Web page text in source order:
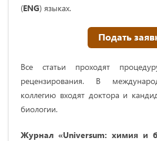
(ENG) языках.
Подать
Все статьи проходят
рецензирования. В
коллегию входят доктора и
биологии.
Журнал «Universum: химия и